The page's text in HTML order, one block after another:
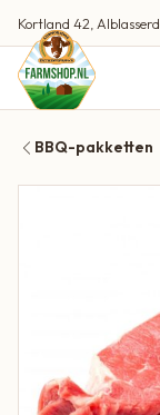
Kortland 42,
BBQ-pakketten